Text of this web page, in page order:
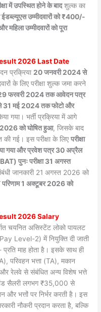
में उपस्थित होने के बादशुल्क का
उम्मीदवारों को ₹400/-
महिला उम्मीदवारों को पूरा
2026 Last Date
प्रक्रिया 20 जनवरी 2024 से
के लिए परीक्षा शुल्क जमा करने
फरवरी 2024 तक आवेदन पत्र
31 मई 2024 तक फोटो और
गया। भर्ती प्रक्रिया में आगे
2026 को घोषित हुआ, जिसके बाद
गई। इस परीक्षा के लिएपरीक्षा
गया और प्रवेश पत्र 30 अप्रैल
पुनः परीक्षा 31 अगस्त
जानकारी 21 अगस्त 2026 को
1 अक्टूबर 2026 को
2026 Salary
चयनित असिस्टेंट लोको पायलट
Level-2) में नियुक्ति दी जाती
माह होता है। इसके साथ ही
परिवहन भत्ता (TA), मकान
और रेलवे से संबंधित अन्य विशेष भत्ते
सैलरी लगभग ₹35,000 से
भत्तों पर निर्भर करती है। इस
नौकरी प्रदान करता है, बल्कि